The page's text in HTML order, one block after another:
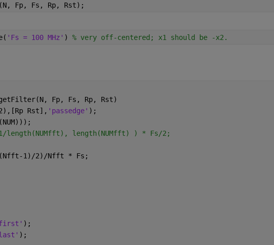
Fp, Fs, Rp, Rst);
'Fs = 100 MHz' ) % very off-centered; x1 should be -x2.
Fp, Fs, Rp, Rst)
Rst],
'passedge' );
length(NUMfft), length(NUMfft) ) * Fs/2;
1)/2)/Nfft * Fs;
);
);